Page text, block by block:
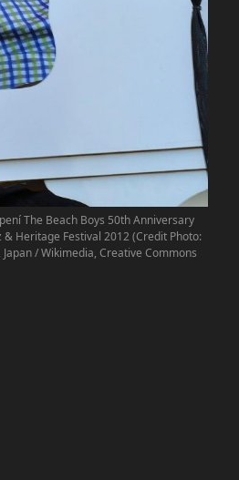
The Beach Boys 50th Anniversary
& Heritage Festival 2012 (Credit Photo:
/ Wikimedia, Creative Commons